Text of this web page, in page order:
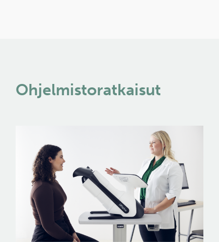
Ohjelmistoratkaisut